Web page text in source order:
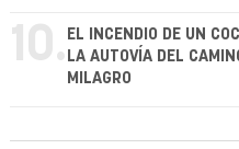
10. EL INCENDIO DE UN
LA AUTOVÍA DEL
MILAGRO